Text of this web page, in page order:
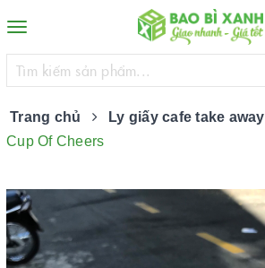
Toggle
navigation
Trang chủ Ly giấy cafe take away
Cup Of Cheers